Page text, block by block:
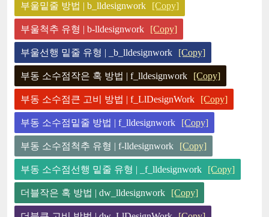
부울밑줄 방법 | b_lldesignwork [Copy]
부울척추 유형 | b-lldesignwork [Copy]
부울선행 밑줄 유형 | _b_lldesignwork [Copy]
부동 소수점작은 혹 방법 | f_lldesignwork [Copy]
부동 소수점큰 고비 방법 | f_LlDesignWork [Copy]
부동 소수점밑줄 방법 | f_lldesignwork [Copy]
부동 소수점척추 유형 | f-lldesignwork [Copy]
부동 소수점선행 밑줄 유형 | _f_lldesignwork [Copy]
더블작은 혹 방법 | dw_lldesignwork [Copy]